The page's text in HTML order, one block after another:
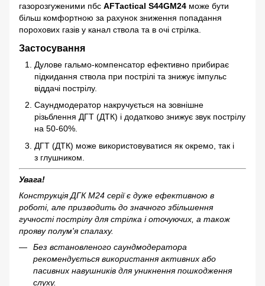
газорозгуженими пбс AFTactical S44GM24 може бути
більш комфортною за рахунок зниження попадання
порохових газів у канал ствола та в очі стрілка.
Застосування
Дулове гальмо-компенсатор ефективно прибирає
підкидання ствола при пострілі та знижує імпульс
віддачі пострілу.
Саундмодератор накручується на зовнішне
різьблення ДГТ (ДТК) і додатково знижує звук пострілу
на 50-60%.
ДГТ (ДТК) може використовуватися як окремо, так і
з глушником.
Увага!
Конструкція ДГК М24 серії є дуже ефективною в
роботі, але призводить до значного збільшення
гучності пострілу для стрілка і оточуючих, а також
прояву полум'я спалаху.
Без встановленого саундмодератора
рекомендується використання активних або
пасивних навушників для уникнення пошкодження
слуху.